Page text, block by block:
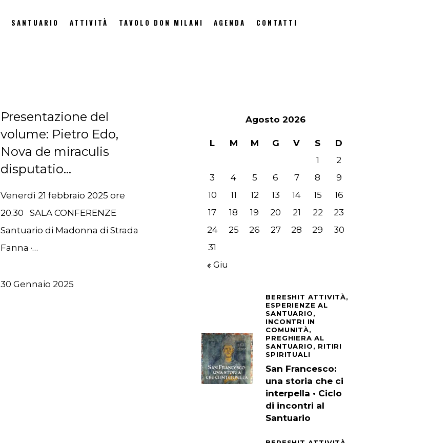
SANTUARIO ATTIVITÀ TAVOLO DON MILANI AGENDA CONTATTI
Presentazione del
volume: Pietro Edo,
Nova de miraculis
disputatio…
Venerdì 21 febbraio 2025 ore
20.30 SALA CONFERENZE
Santuario di Madonna di Strada
Fanna ·…
30 Gennaio 2025
Agosto 2026
L M M G V S
D
1
2
3
4 5 6 7 8
9
10
11 12 13 14 15
16
17
18 19 20 21 22
23
24
25 26 27 28 29
30
31
« Giu
BERESHIT ATTIVITÀ,
ESPERIENZE AL
SANTUARIO,
INCONTRI IN
COMUNITÀ,
PREGHIERA AL
SANTUARIO, RITIRI
SPIRITUALI
San Francesco:
una storia che ci
interpella • Ciclo
di incontri al
Santuario